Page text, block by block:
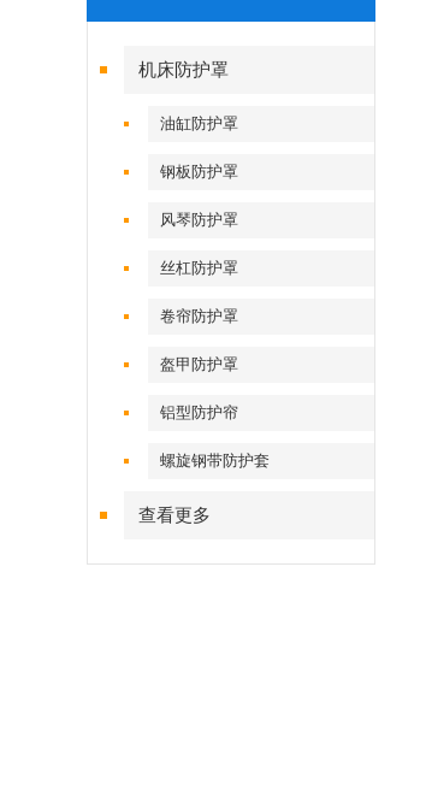
机床防护罩
油缸防护罩
钢板防护罩
风琴防护罩
丝杠防护罩
卷帘防护罩
盔甲防护罩
铝型防护帘
螺旋钢带防护套
查看更多